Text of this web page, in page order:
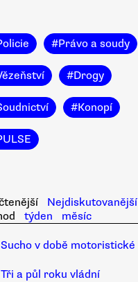
#Právo a soudy
#Drogy
#Konopí
Nejdiskutovanější
týden
měsíc
Sucho v době motoristické
Tři a půl roku vládní